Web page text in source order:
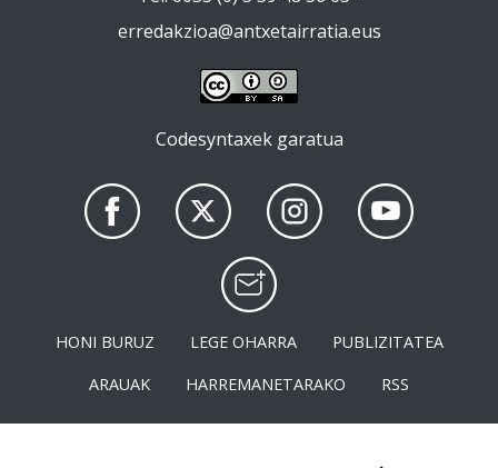
erredakzioa@antxetairratia.eus
Codesyntaxek garatua
HONI BURUZ LEGE OHARRA
PUBLIZITATEA
ARAUAK
HARREMANETARAKO RSS